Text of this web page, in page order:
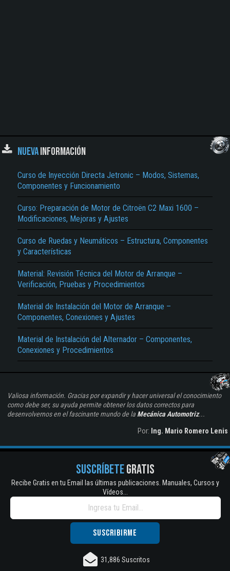
NUEVAINFORMACIÓN
Curso de Inyección Directa Jetronic – Modos, Sistemas,
Componentes y Funcionamiento
Curso: Preparación de Motor de Citroën C2 Maxi 1600 –
Modificaciones, Mejoras y Ajustes
Curso de Ruedas y Neumáticos – Estructura, Componentes
y Características
Material: Revisión Técnica del Motor de Arranque –
Verificación, Pruebas y Procedimientos
Material de Instalación del Motor de Arranque –
Componentes, Conexiones y Ajustes
Material de Instalación del Alternador – Componentes,
Conexiones y Procedimientos
Valiosa información. Gracias por expandir y hacer universal el conocimiento
como debe ser, su ayuda permite obtener los datos correctos para
desenvolvernos en el fascinante mundo de la Mecánica Automotriz...
Por: Ing. Mario Romero Lenis
SUSCRÍBETEGRATIS
Recibe Gratis en tu Email las últimas publicaciones. Manuales, Cursos y
Vídeos...
31,886 Suscritos